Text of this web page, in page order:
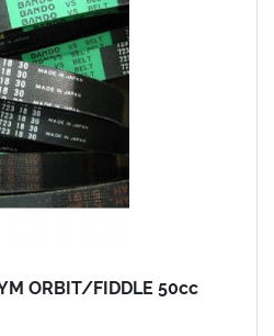
ORBIT/FIDDLE 50cc